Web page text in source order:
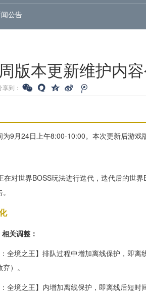
公告
版本更新维护内
享到：
为9月24日上午8:00-10:00。本次更新后游戏
在对世界BOSS玩法进行迭代，迭代后的世
关调整：
全境之王】排队过程中增加离线保护，即
）。
全境之王】内增加离线保护，即离线后短时